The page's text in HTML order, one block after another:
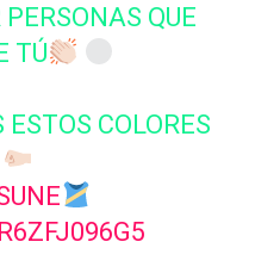
QUE
TÚ
COLORES